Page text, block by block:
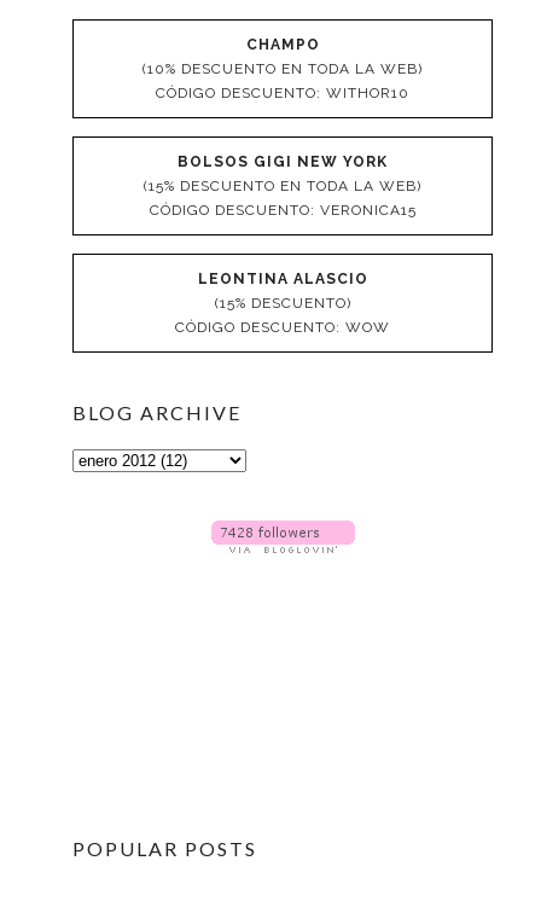
CHAMPO
(10% DESCUENTO EN TODA LA WEB)
CÓDIGO DESCUENTO: WITHOR10
BOLSOS GIGI NEW YORK
(15% DESCUENTO EN TODA LA WEB)
CÓDIGO DESCUENTO: VERONICA15
LEONTINA ALASCIO
(15% DESCUENTO)
CÓDIGO DESCUENTO: WOW
BLOG ARCHIVE
POPULAR POSTS